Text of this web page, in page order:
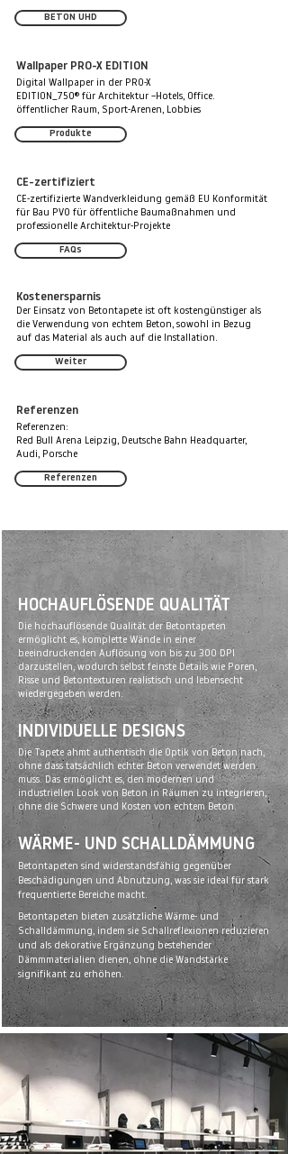
BETON UHD
Wallpaper PRO-X EDITION
Digital Wallpaper in der PRO-X
EDITION_750® für Architektur –Hotels, Office.
öffentlicher Raum, Sport-Arenen, Lobbies
Produkte
CE-zertifiziert
CE-zertifizierte Wandverkleidung gemäß EU Konformität
für Bau PVO für öffentliche Baumaßnahmen und
professionelle Architektur-Projekte
FAQs
Kostenersparnis
Der Einsatz von Betontapete ist oft kostengünstiger als
die Verwendung von echtem Beton, sowohl in Bezug
auf das Material als auch auf die Installation.
Weiter
Referenzen
Referenzen:
Red Bull Arena Leipzig, Deutsche Bahn Headquarter,
Audi, Porsche
Referenzen
HOCHAUFLÖSENDE QUALITÄT
Betontapeten sind widerstandsfähig gegenüber
Beschädigungen und Abnutzung, was sie ideal für stark
frequentierte Bereiche macht.
Die hochauflösende Qualität der Betontapeten
ermöglicht es, komplette Wände in einer
beeindruckenden Auflösung von bis zu 300 DPI
darzustellen, wodurch selbst feinste Details wie Poren,
Risse und Betontexturen realistisch und lebensecht
wiedergegeben werden.
Die Tapete ahmt authentisch die Optik von Beton nach,
ohne dass tatsächlich echter Beton verwendet werden
muss. Das ermöglicht es, den modernen und
industriellen Look von Beton in Räumen zu integrieren,
ohne die Schwere und Kosten von echtem Beton.
Betontapeten bieten zusätzliche Wärme- und
Schalldämmung, indem sie Schallreflexionen reduzieren
und als dekorative Ergänzung bestehender
Dämmmaterialien dienen, ohne die Wandstärke
signifikant zu erhöhen.
WÄRME- UND SCHALLDÄMMUNG
INDIVIDUELLE DESIGNS